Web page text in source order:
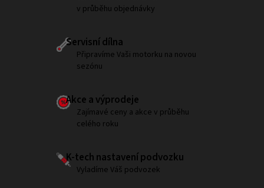
v průběhu objednávky
Servisní dílna
Připravíme Vaši motorku na novou
sezónu
Akce a výprodeje
Zajímavé ceny a akce v průběhu
celého roku
K-tech nastavení podvozku
Vyladíme Váš podvozek